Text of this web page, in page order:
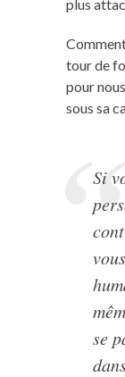
plus
tour de
pour
sous sa
Si
se